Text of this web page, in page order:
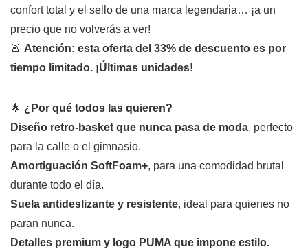
confort total y el sello de una marca legendaria… ¡a un
precio que no volverás a ver!
🚨 Atención: esta oferta del 33% de descuento es por
tiempo limitado. ¡Últimas unidades!
🌟 ¿Por qué todos las quieren?
Diseño retro-basket que nunca pasa de moda, perfecto
para la calle o el gimnasio.
Amortiguación SoftFoam+, para una comodidad brutal
durante todo el día.
Suela antideslizante y resistente, ideal para quienes no
paran nunca.
Detalles premium y logo PUMA que impone estilo.